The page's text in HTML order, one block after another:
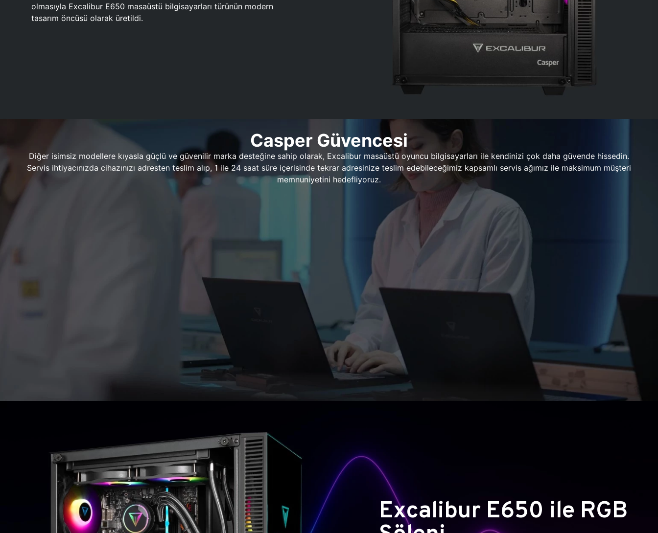
olmasıyla Excalibur E650 masaüstü bilgisayarları türünün modern
tasarım öncüsü olarak üretildi.
Casper Güvencesi
Diğer isimsiz modellere kıyasla güçlü ve güvenilir marka desteğine sahip olarak, Excalibur masaüstü oyuncu bilgisayarları ile kendinizi çok daha güvende hissedin.
Servis ihtiyacınızda cihazınızı adresten teslim alıp, 1 ile 24 saat süre içerisinde tekrar adresinize teslim edebileceğimiz kapsamlı servis ağımız ile maksimum müşteri
memnuniyetini hedefliyoruz.
Excalibur E650 ile RGB